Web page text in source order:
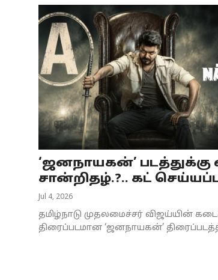
‘ஜனநாயகன்’ படத்துக்கு
சான்றிதழ்.?.. கட்
Jul 4, 2026
தமிழ்நாடு முதலமைச்சர் விஜய்யின்
திரைப்படமான ‘ஜனநாயகன்’